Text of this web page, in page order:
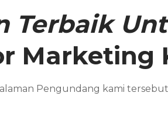
Terbaik
Marketing
Pengundang kami